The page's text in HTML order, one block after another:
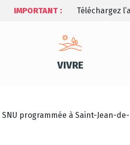
IMPORTANT : Téléchargez
VIVRE
programmée à Saint-Jean-